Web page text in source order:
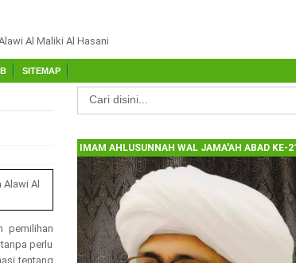
Al Maliki Al Hasani
SITEMAP
Alawi Al
pemilihan
perlu
tentang
IMAM AHLUSUNNAH WAL JAMA'AH ABAD KE-21